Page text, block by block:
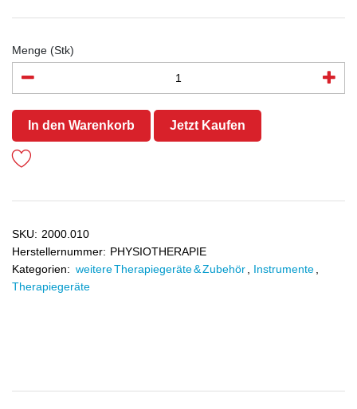
Menge (Stk)
In den Warenkorb Jetzt Kaufen
SKU: 2000.010
Herstellernummer: PHYSIOTHERAPIE
Kategorien: weitere Therapiegeräte & Zubehör Instrumente
Therapiegeräte